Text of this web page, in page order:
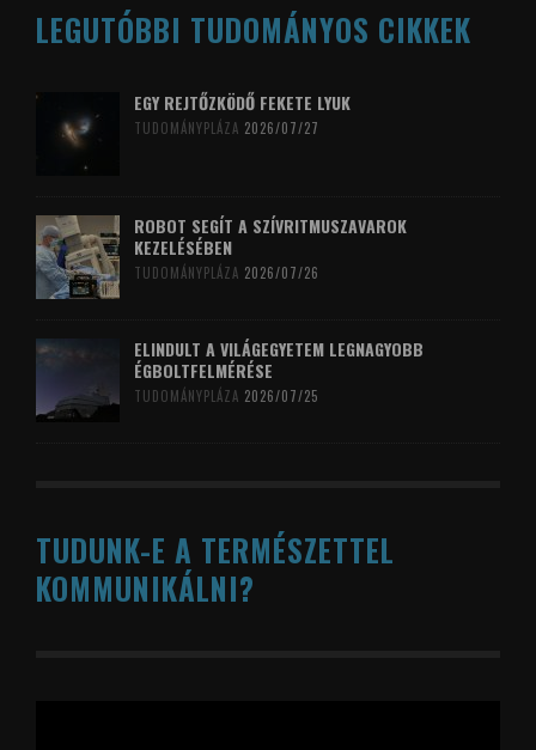
LEGUTÓBBI TUDOMÁNYOS CIKKEK
EGY REJTŐZKÖDŐ FEKETE LYUK
TUDOMÁNYPLÁZA 2026/07/27
ROBOT SEGÍT A SZÍVRITMUSZAVAROK
KEZELÉSÉBEN
TUDOMÁNYPLÁZA 2026/07/26
ELINDULT A VILÁGEGYETEM LEGNAGYOBB
ÉGBOLTFELMÉRÉSE
TUDOMÁNYPLÁZA 2026/07/25
TUDUNK-E A TERMÉSZETTEL
KOMMUNIKÁLNI?